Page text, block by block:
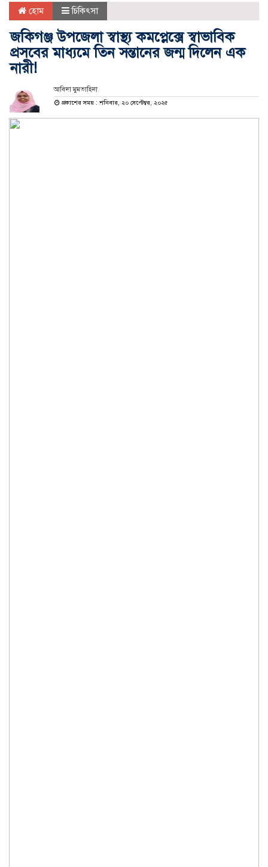
হোম চিকিৎসা
জকিগঞ্জ উপজেলা স্বাস্থ্য কমপ্লেক্সে স্বাভাবিক
প্রসবের মাধ্যমে তিন সন্তানের জন্ম দিলেন এক
নারী!
আবিদা মুমতাহিনা
প্রকাশের সময় : শনিবার, ২০ সেপ্টেম্বর, ২০২৫